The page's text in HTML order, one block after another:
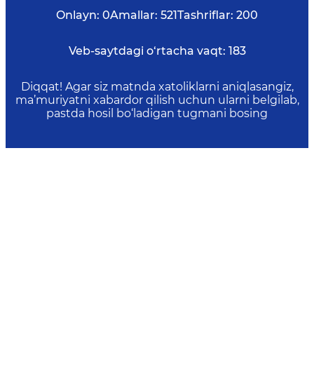
Onlayn: 0Amallar: 521Tashriflar: 200
Veb-saytdagi o‘rtacha vaqt: 183
Diqqat! Agar siz matnda xatoliklarni aniqlasangiz,
ma’muriyatni xabardor qilish uchun ularni belgilab,
pastda hosil bo‘ladigan tugmani bosing